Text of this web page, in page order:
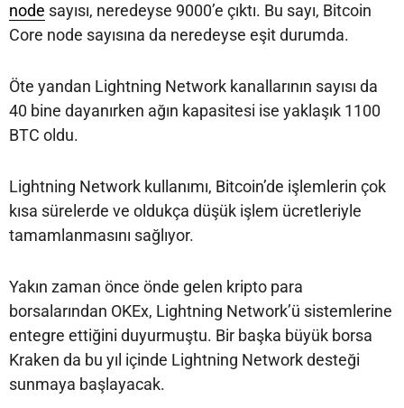
node sayısı, neredeyse 9000’e çıktı. Bu sayı, Bitcoin
Core node sayısına da neredeyse eşit durumda.
Öte yandan Lightning Network kanallarının sayısı da
40 bine dayanırken ağın kapasitesi ise yaklaşık 1100
BTC oldu.
Lightning Network kullanımı, Bitcoin’de işlemlerin çok
kısa sürelerde ve oldukça düşük işlem ücretleriyle
tamamlanmasını sağlıyor.
Yakın zaman önce önde gelen kripto para
borsalarından OKEx, Lightning Network’ü sistemlerine
entegre ettiğini duyurmuştu. Bir başka büyük borsa
Kraken da bu yıl içinde Lightning Network desteği
sunmaya başlayacak.